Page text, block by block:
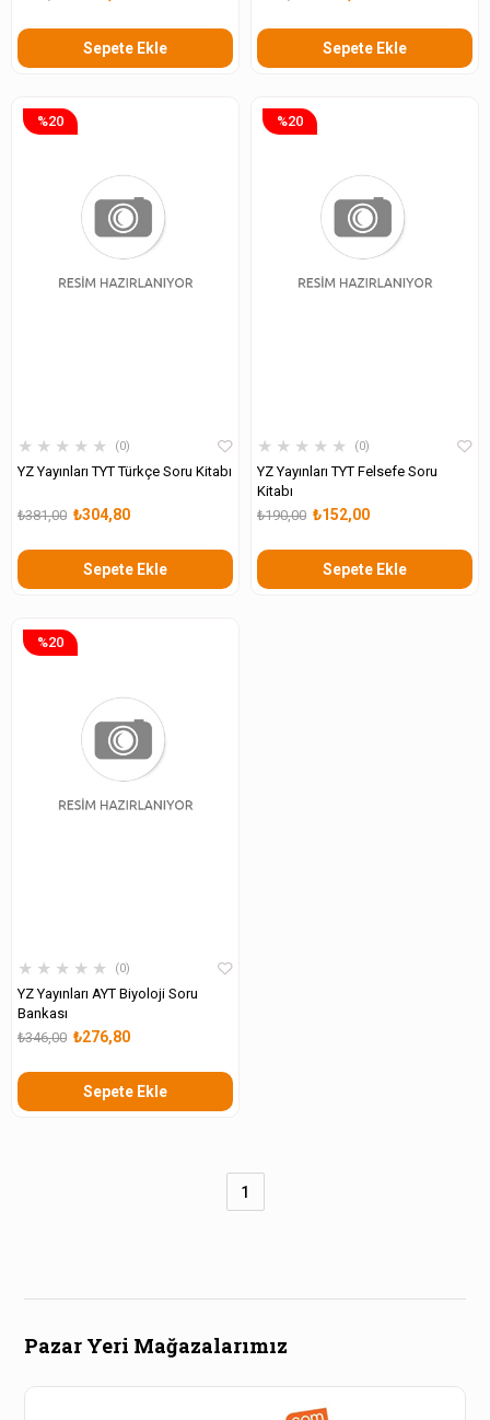
Sepete Ekle Sepete Ekle
★ ★ ★ ★ ★ 0
YZ Yayınları TYT Türkçe Soru Kitabı
₺304,80
₺381,00
Sepete Ekle
%20
★ ★ ★ ★ ★ 0
YZ Yayınları TYT Felsefe Soru
Kitabı
₺152,00
₺190,00
Sepete Ekle
%20
★ ★ ★ ★ ★ 0
YZ Yayınları AYT Biyoloji Soru
Bankası
₺276,80
₺346,00
Sepete Ekle
%20
1
Pazar Yeri Mağazalarımız